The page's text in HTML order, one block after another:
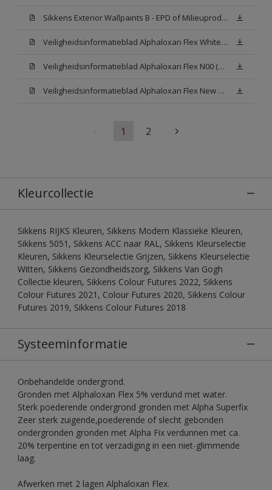
Sikkens Exterior Wallpaints B - EPD of Milieuproductverklaring
Veiligheidsinformatieblad Alphaloxan Flex White W05 (MSDS)
Veiligheidsinformatieblad Alphaloxan Flex N00 (MSDS)
Veiligheidsinformatieblad Alphaloxan Flex New N00 (MSDS)
1 2
Kleurcollectie
Sikkens RIJKS Kleuren, Sikkens Modern Klassieke Kleuren,
Sikkens 5051, Sikkens ACC naar RAL, Sikkens Kleurselectie
Kleuren, Sikkens Kleurselectie Grijzen, Sikkens Kleurselectie
Witten, Sikkens Gezondheidszorg, Sikkens Van Gogh
Collectie kleuren, Sikkens Colour Futures 2022, Sikkens
Colour Futures 2021, Colour Futures 2020, Sikkens Colour
Futures 2019, Sikkens Colour Futures 2018
Systeeminformatie
Onbehandelde ondergrond.
Gronden met Alphaloxan Flex 5% verdund met water.
Sterk poederende ondergrond gronden met Alpha Superfix
Zeer sterk zuigende,poederende of slecht gebonden
ondergronden gronden met Alpha Fix verdunnen met ca.
20% terpentine en tot verzadiging in een niet-glimmende
laag.
Afwerken met 2 lagen Alphaloxan Flex.